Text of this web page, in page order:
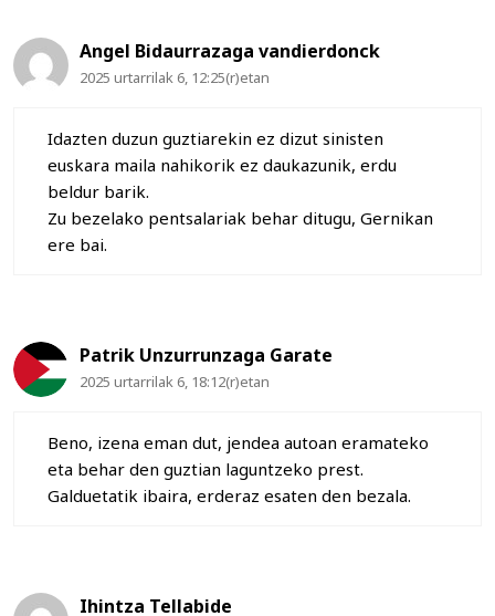
Angel Bidaurrazaga vandierdonck
2025 urtarrilak 6, 12:25(r)etan
Idazten duzun guztiarekin ez dizut sinisten
euskara maila nahikorik ez daukazunik, erdu
beldur barik.
Zu bezelako pentsalariak behar ditugu, Gernikan
ere bai.
Patrik Unzurrunzaga Garate
2025 urtarrilak 6, 18:12(r)etan
Beno, izena eman dut, jendea autoan eramateko
eta behar den guztian laguntzeko prest.
Galduetatik ibaira, erderaz esaten den bezala.
Ihintza Tellabide